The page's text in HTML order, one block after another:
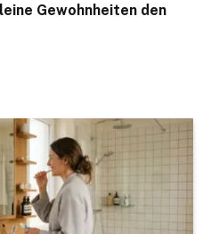
Gewohnheiten den